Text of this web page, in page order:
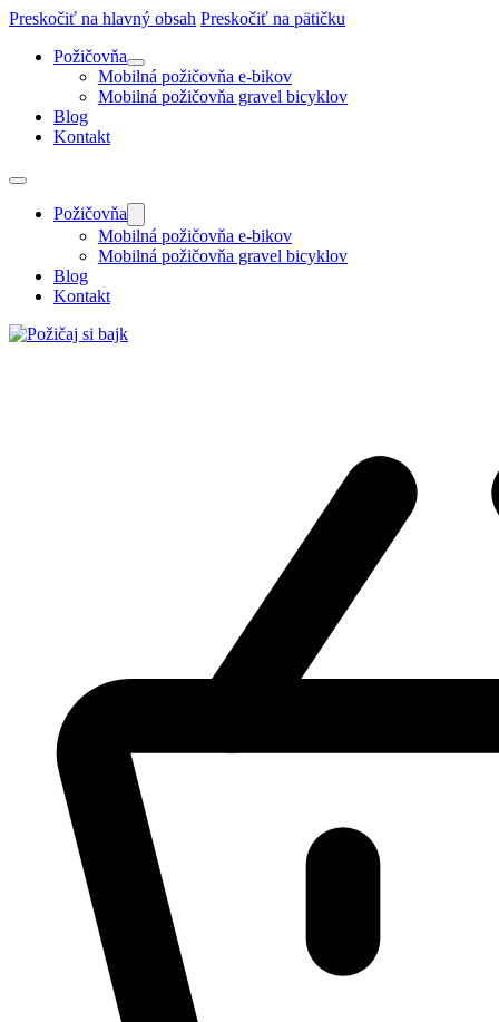
Preskočiť na hlavný obsah Preskočiť na pätičku
Požičovňa
Mobilná požičovňa e-bikov
Mobilná požičovňa gravel bicyklov
Blog
Kontakt
Požičovňa
Mobilná požičovňa e-bikov
Mobilná požičovňa gravel bicyklov
Blog
Kontakt